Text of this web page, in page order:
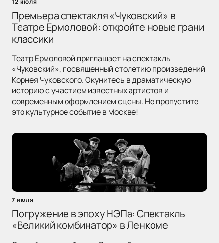
12 июля
Премьера спектакля «Чуковский» в
Театре Ермоловой: откройте новые грани
классики
Театр Ермоловой приглашает на спектакль
«Чуковский», посвященный столетию произведений
Корнея Чуковского. Окунитесь в драматическую
историю с участием известных артистов и
современным оформлением сцены. Не пропустите
это культурное событие в Москве!
7 июля
Погружение в эпоху НЭПа: Спектакль
«Великий комбинатор» в Ленкоме